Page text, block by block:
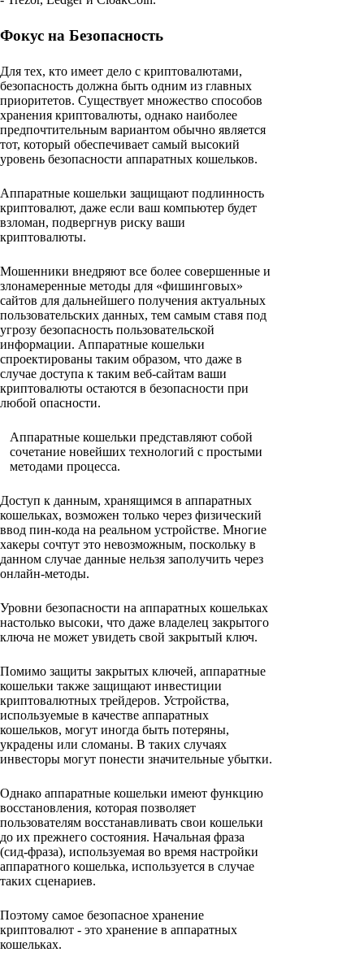
Фокус на Безопасность
Для тех, кто имеет дело с криптовалютами,
безопасность должна быть одним из главных
приоритетов. Существует множество способов
хранения криптовалюты, однако наиболее
предпочтительным вариантом обычно является
тот, который обеспечивает самый высокий
уровень безопасности аппаратных кошельков.
Аппаратные кошельки защищают подлинность
криптовалют, даже если ваш компьютер будет
взломан, подвергнув риску ваши
криптовалюты.
Мошенники внедряют все более совершенные и
злонамеренные методы для «фишинговых»
сайтов для дальнейшего получения актуальных
пользовательских данных, тем самым ставя под
угрозу безопасность пользовательской
информации. Аппаратные кошельки
спроектированы таким образом, что даже в
случае доступа к таким веб-сайтам ваши
криптовалюты остаются в безопасности при
любой опасности.
Аппаратные кошельки представляют собой
сочетание новейших технологий с простыми
методами процесса.
Доступ к данным, хранящимся в аппаратных
кошельках, возможен только через физический
ввод пин-кода на реальном устройстве. Многие
хакеры сочтут это невозможным, поскольку в
данном случае данные нельзя заполучить через
онлайн-методы.
Уровни безопасности на аппаратных кошельках
настолько высоки, что даже владелец закрытого
ключа не может увидеть свой закрытый ключ.
Помимо защиты закрытых ключей, аппаратные
кошельки также защищают инвестиции
криптовалютных трейдеров. Устройства,
используемые в качестве аппаратных
кошельков, могут иногда быть потеряны,
украдены или сломаны. В таких случаях
инвесторы могут понести значительные убытки.
Однако аппаратные кошельки имеют функцию
восстановления, которая позволяет
пользователям восстанавливать свои кошельки
до их прежнего состояния. Начальная фраза
(сид-фраза), используемая во время настройки
аппаратного кошелька, используется в случае
таких сценариев.
Поэтому самое безопасное хранение
криптовалют - это хранение в аппаратных
кошельках.